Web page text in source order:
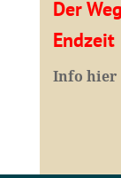
Der
Endzeit
Info hier